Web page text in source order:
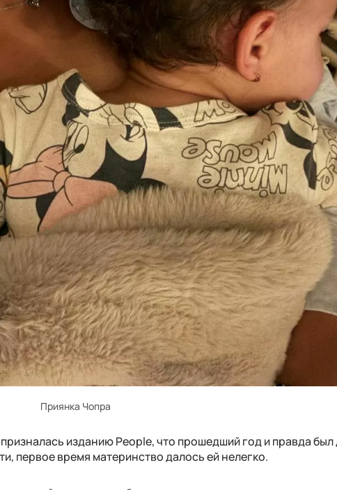
Приянка Чопра
изданию People, что прошедший год и правда был
первое время материнство далось ей нелегко.